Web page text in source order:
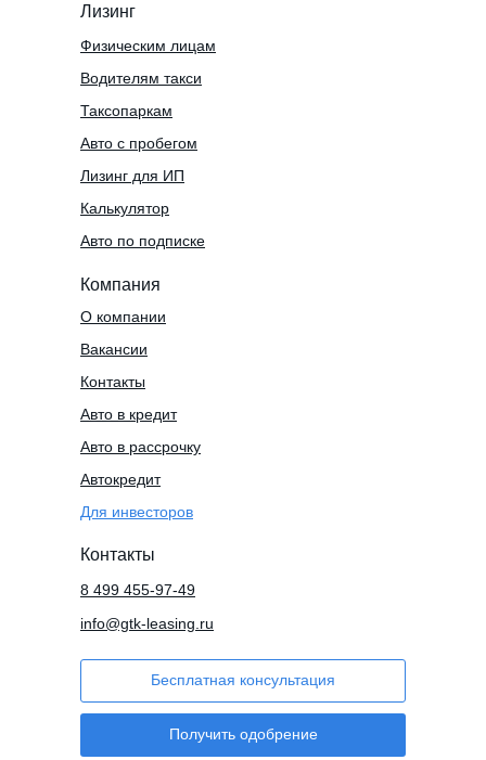
Компания
О компании
Вакансии
Контакты
Для инвесторов
Контакты
8 499 455-97-49
info@gtk-leasing.ru
Бесплатная консультация
Лизинг
Водителям такси
Физическим лицам
Таксопаркам
Получить одобрение
Авто с пробегом
Авто в кредит
Авто в рассрочку
Автокредит
Лизинг для ИП
Калькулятор
Авто по подписке